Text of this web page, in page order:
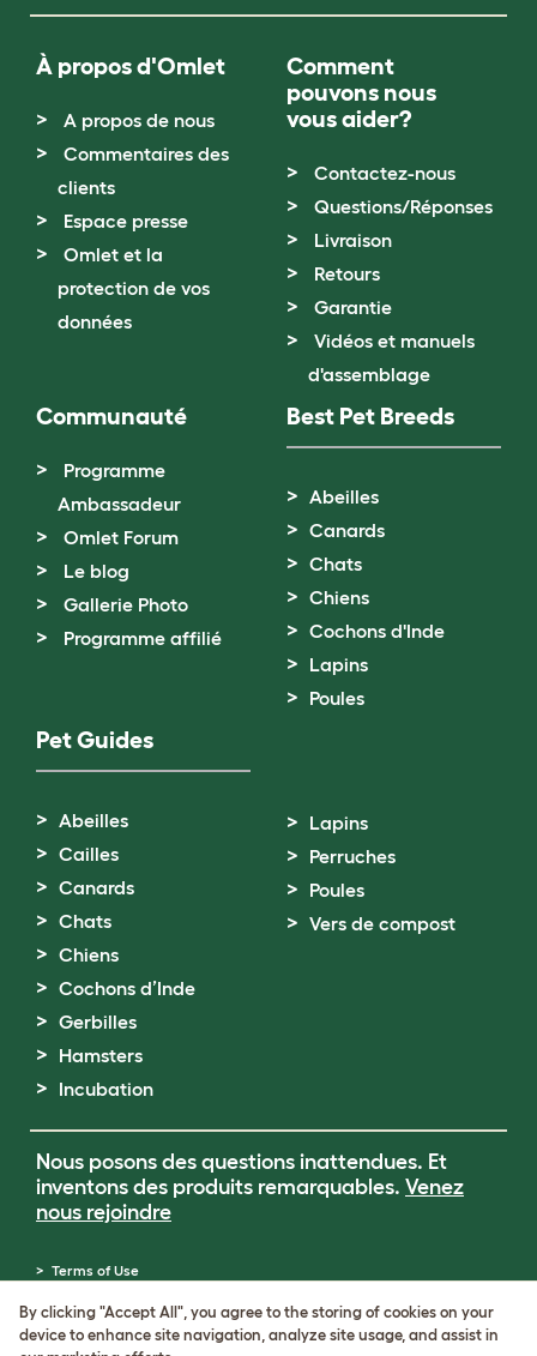
À propos d'Omlet
A propos de nous
Commentaires des
clients
Espace presse
Omlet et la
protection de vos
données
Comment
pouvons nous
vous aider?
Contactez-nous
Questions/Réponses
Livraison
Retours
Garantie
Vidéos et manuels
d'assemblage
Communauté
Programme
Ambassadeur
Omlet Forum
Le blog
Gallerie Photo
Programme affilié
Best Pet Breeds
Abeilles
Canards
Chats
Chiens
Cochons d'Inde
Lapins
Poules
Pet Guides
Abeilles
Cailles
Canards
Chats
Chiens
Cochons d’Inde
Gerbilles
Hamsters
Incubation
Lapins
Perruches
Poules
Vers de compost
Nous posons des questions inattendues. Et
inventons des produits remarquables. Venez
nous rejoindre
Terms of Use
Cookie Settings
By clicking "Accept All", you agree to the storing of cookies on your
device to enhance site navigation, analyze site usage, and assist in